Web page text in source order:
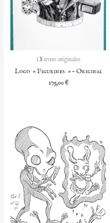
Œuvres originales
Logo » Figurines » – Original
175,00€